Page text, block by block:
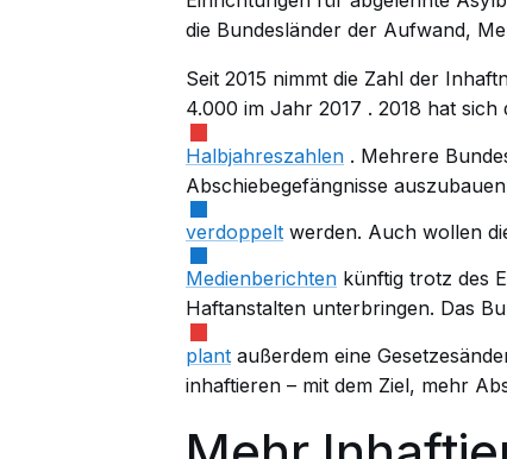
die Bundesländer der Aufwand,
Seit 2015 nimmt die Zahl der
4.000 im Jahr 2017 . 2018 hat sich
Halbjahreszahlen . Mehrere
Abschiebegefängnisse
verdoppelt werden. Auch wollen
Medienberichten künftig trotz des
Haftanstalten unterbringen. Das
plant außerdem eine
inhaftieren – mit dem Ziel, mehr